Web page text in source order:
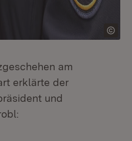
am
erklärte der
und